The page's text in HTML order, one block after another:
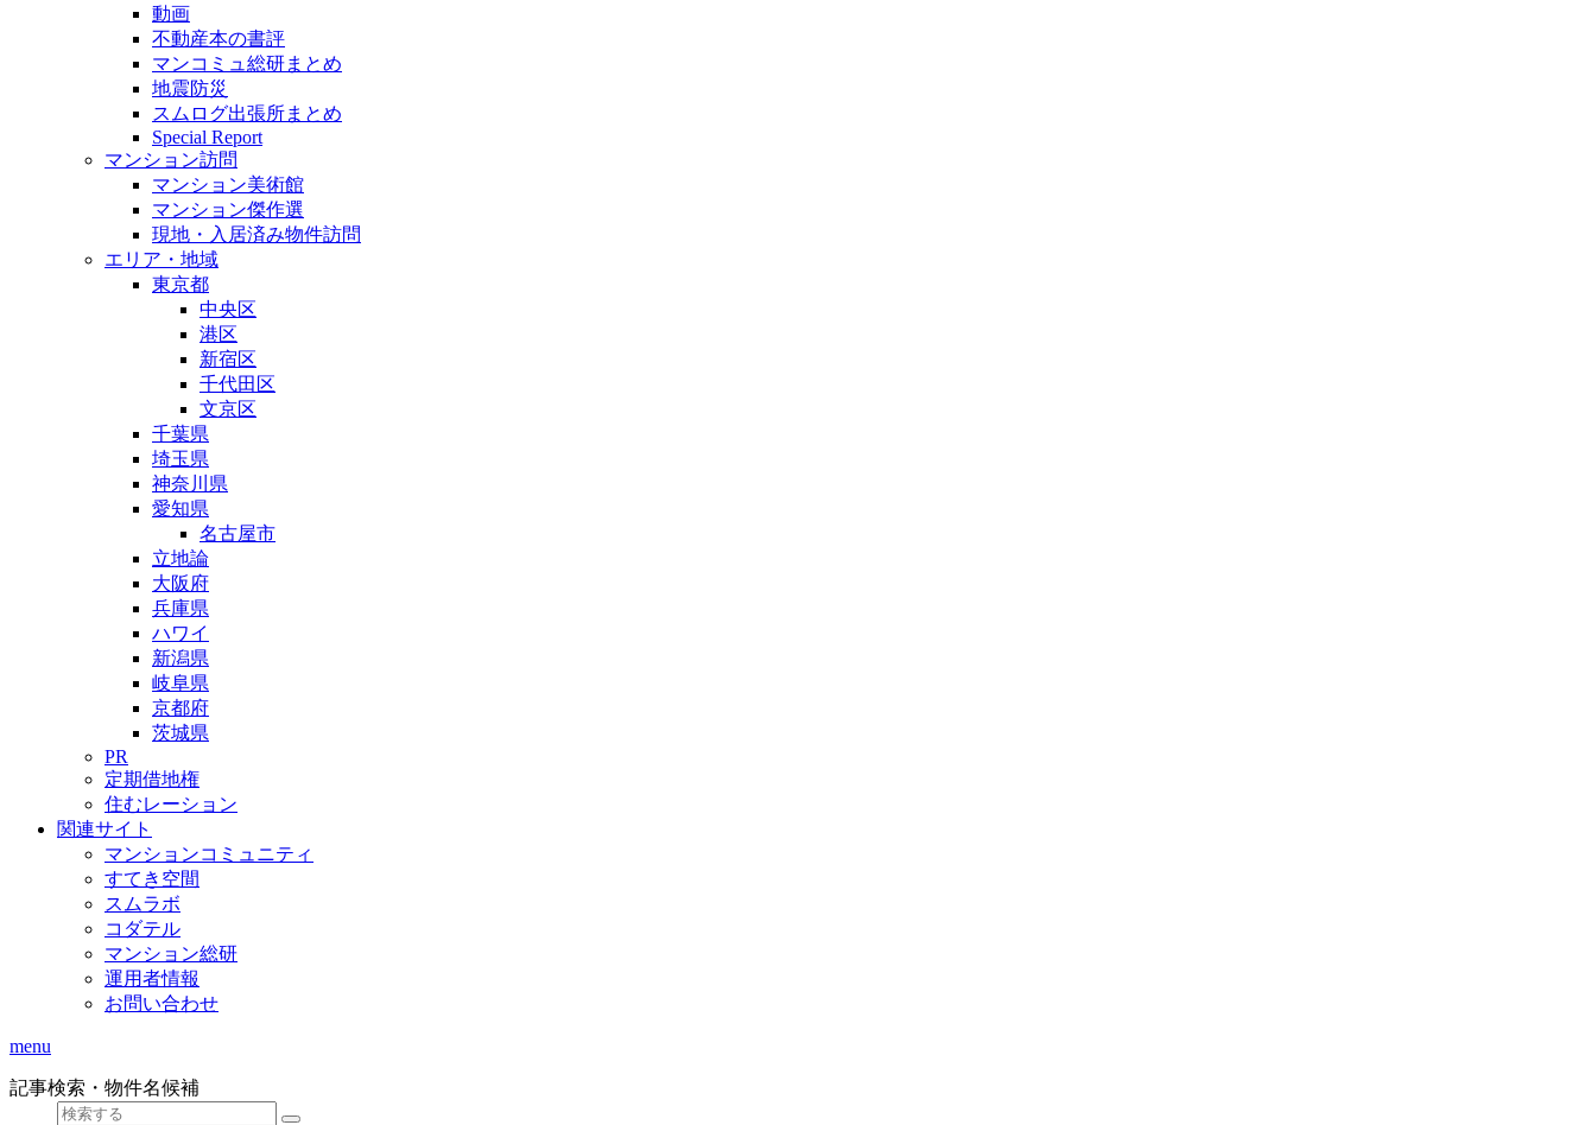
動画
不動産本の書評
マンコミュ総研まとめ
地震防災
スムログ出張所まとめ
Special Report
マンション訪問
マンション美術館
マンション傑作選
現地・入居済み物件訪問
エリア・地域
東京都
中央区
港区
新宿区
千代田区
文京区
千葉県
埼玉県
神奈川県
愛知県
名古屋市
立地論
大阪府
兵庫県
ハワイ
新潟県
岐阜県
京都府
茨城県
PR
定期借地権
住むレーション
関連サイト
マンションコミュニティ
すてき空間
スムラボ
コダテル
マンション総研
運用者情報
お問い合わせ
menu
記事検索・物件名候補